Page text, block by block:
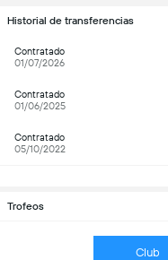
Historial de transferencias
Contratado
01/07/2026
Contratado
01/06/2025
Contratado
05/10/2022
Trofeos
Club